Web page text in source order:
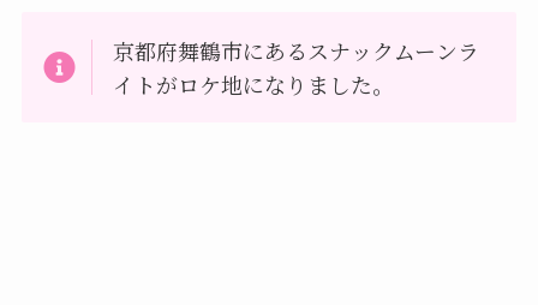
京都府舞鶴市にあるスナックムーンラ
イトがロケ地になりました。